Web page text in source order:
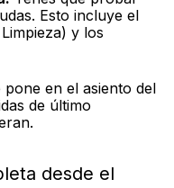
Esto incluye el
y los
en el asiento del
de último
desde el